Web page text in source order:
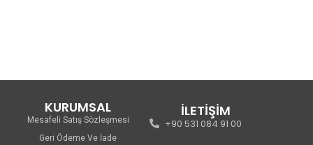
KURUMSAL
Mesafeli Satış Sözleşmesi
Geri Ödeme Ve İade
İLETİŞİM
+90 531 084 91 00